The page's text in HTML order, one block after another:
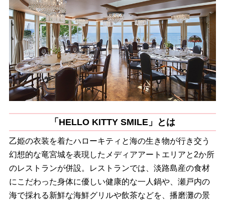
「HELLO KITTY SMILE」とは
乙姫の衣装を着たハローキティと海の生き物が行き交う
幻想的な竜宮城を表現したメディアアートエリアと2か所
のレストランが併設。レストランでは、淡路島産の食材
にこだわった身体に優しい健康的な一人鍋や、瀬戸内の
海で採れる新鮮な海鮮グリルや飲茶などを、播磨灘の景